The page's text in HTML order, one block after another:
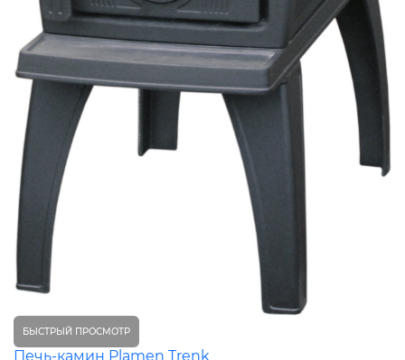
БЫСТРЫЙ ПРОСМОТР
Печь-камин Plamen Trenk